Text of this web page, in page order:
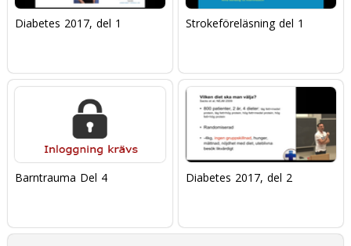
Diabetes 2017, del 1 Strokeföreläsning del 1
Barntrauma Del 4 Diabetes 2017, del 2